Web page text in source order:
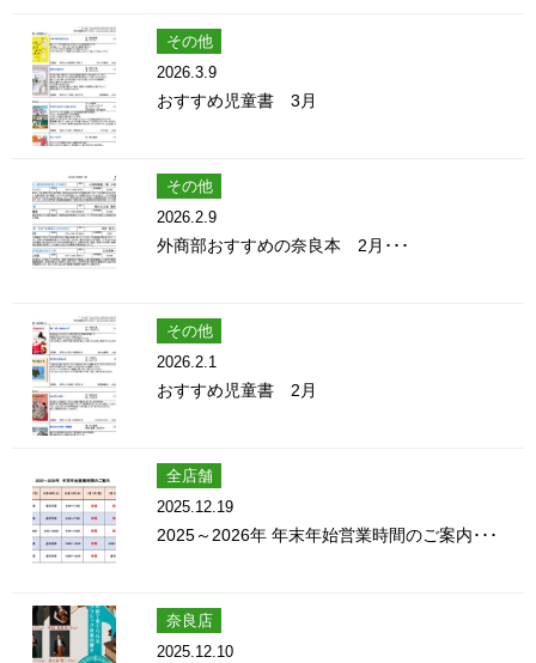
その他
2026.3.9
おすすめ児童書 3月
その他
2026.2.9
外商部おすすめの奈良本 2月･･･
その他
2026.2.1
おすすめ児童書 2月
全店舗
2025.12.19
2025～2026年 年末年始営業時間のご案内･･･
奈良店
2025.12.10